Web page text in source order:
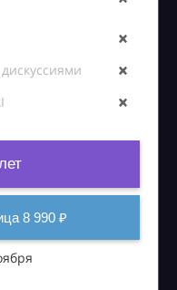
8 990 ₽